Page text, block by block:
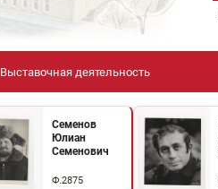
Выставочная деятельность
Семенов
Юлиан
Семенович
Ф.2875